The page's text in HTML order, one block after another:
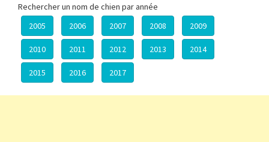
Rechercher un nom de chien par année
2005
2006 2007 2008 2009
2010 2011 2012 2013 2014
2015 2016 2017